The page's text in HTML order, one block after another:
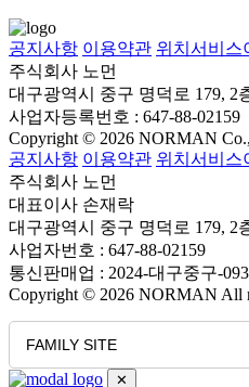
공지사항 이용약관 위치서비스
주식회사 노먼
대구광역시 중구 명덕로 179,
사업자등록번호 : 647-88-
Copyright © 2026 NORMAN
공지사항 이용약관 위치서비스
주식회사 노먼
대표이사 손재락
대구광역시 중구 명덕로 179, 2
사업자번호 : 647-88-02159
통신판매업 : 2024-대구중구-
Copyright © 2026 NORMAN All
FAMILY SITE
✕